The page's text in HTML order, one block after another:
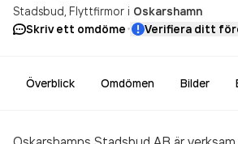
Stadsbud Flyttfirmor i Oskarshamn
Skriv ett omdöme· Verifiera ditt
Överblick Omdömen Bilder